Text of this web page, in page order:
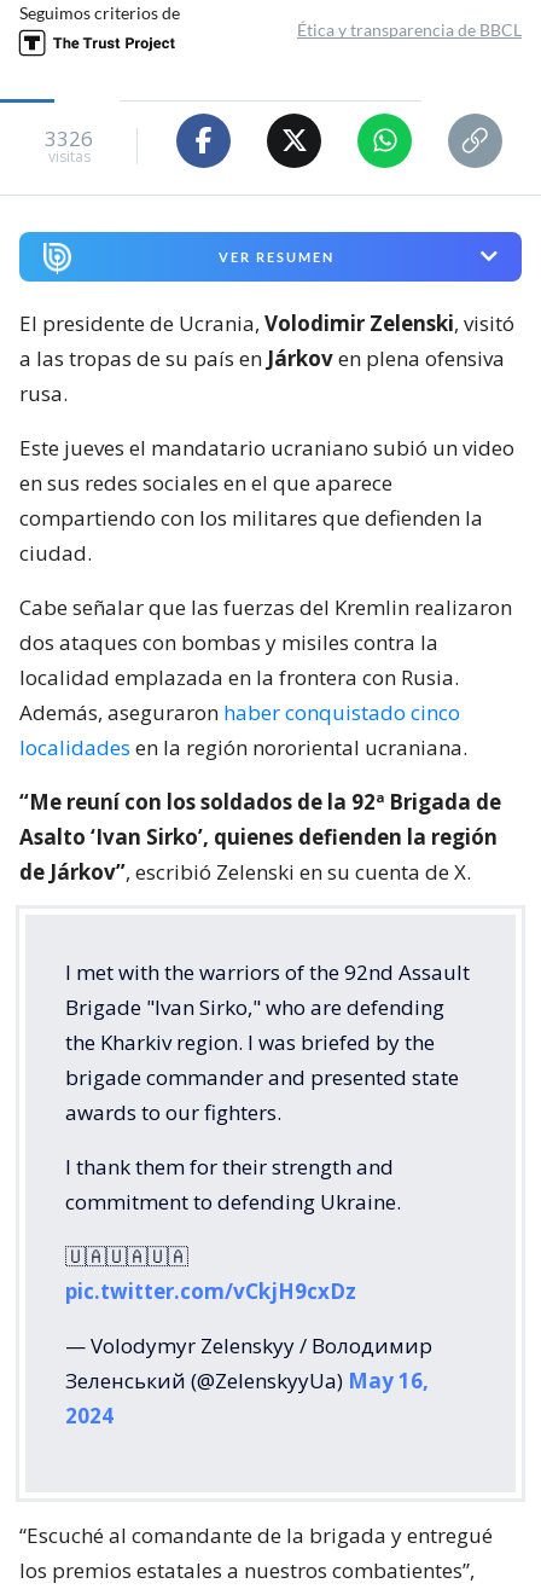
Seguimos criterios de
Ética y transparencia de BBCL
3326
visitas
VER RESUMEN
El presidente de Ucrania, Volodimir Zelenski, visitó
a las tropas de su país en Járkoven plena ofensiva
rusa.
Este jueves el mandatario ucraniano subió un video
en sus redes sociales en el que aparece
compartiendo con los militares que defienden la
ciudad.
Cabe señalar que las fuerzas del Kremlin realizaron
dos ataques con bombas y misiles contra la
localidad emplazada en la frontera con Rusia.
Además, aseguraron haber conquistado cinco
localidades en la región nororiental ucraniana.
“Me reuní con los soldados de la 92ª Brigada de
Asalto ‘Ivan Sirko’, quienes defienden la región
de Járkov”, escribió Zelenski en su cuenta de X.
I met with the warriors of the 92nd Assault
Brigade "Ivan Sirko," who are defending
the Kharkiv region. I was briefed by the
brigade commander and presented state
awards to our fighters.
I thank them for their strength and
commitment to defending Ukraine.
🇺🇦🇺🇦🇺🇦
pic.twitter.com/vCkjH9cxDz
— Volodymyr Zelenskyy / Володимир
Зеленський (@ZelenskyyUa) May 16,
2024
“Escuché al comandante de la brigada y entregué
los premios estatales a nuestros combatientes”,